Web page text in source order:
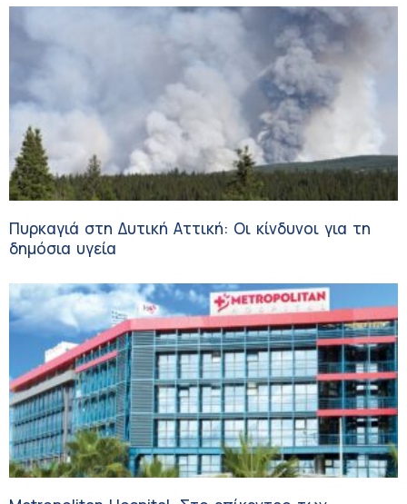
Πυρκαγιά στη Δυτική Αττική: Οι κίνδυνοι για τη
δημόσια υγεία